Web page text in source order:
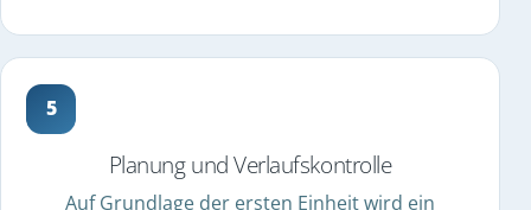
Planung und Verlaufskontrolle
Auf Grundlage der ersten Einheit wird ein